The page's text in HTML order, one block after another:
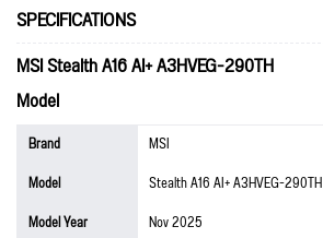
SPECIFICATIONS
MSI Stealth A16 AI+ A3HVEG-290TH
Model
Brand
MSI
Model
Stealth A16 AI+ A3HVEG-290TH
Model Year
Nov 2025